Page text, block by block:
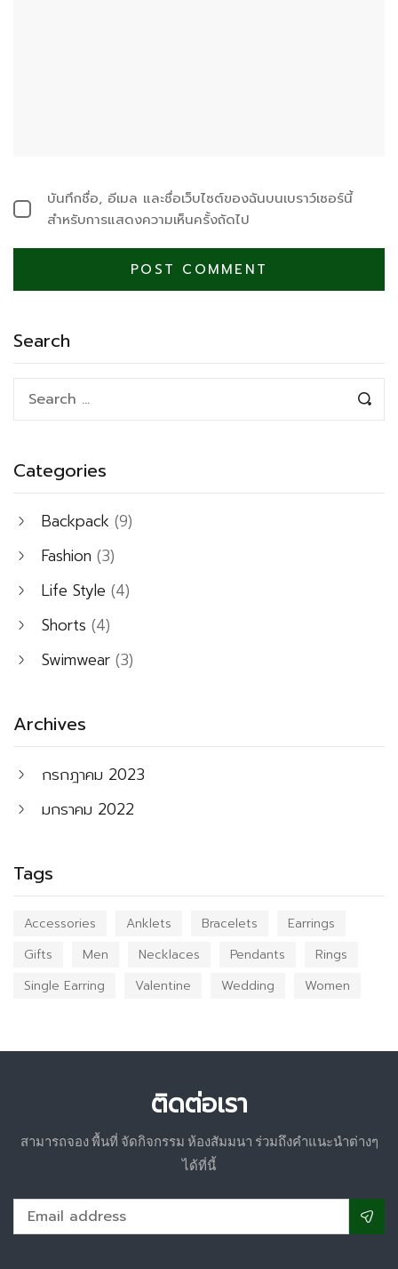
Search
Categories
Backpack (9)
Fashion (3)
Life Style (4)
Shorts (4)
Swimwear (3)
Archives
กรกฎาคม 2023
มกราคม 2022
Tags
Accessories Anklets Bracelets
Earrings
Gifts
Men Necklaces Pendants
Rings
Single Earring
Valentine Wedding Women
บันทึกชื่อ, อีเมล และชื่อเว็บไซต์ของฉันบนเบราว์เซอร์นี้
สำหรับการแสดงความเห็นครั้งถัดไป
ติดต่อเรา
สามารถจอง พื้นที่ จัดกิจกรรม ห้องสัมมนา ร่วมถึงคำแนะนำต่างๆ
ได้ที่นี้